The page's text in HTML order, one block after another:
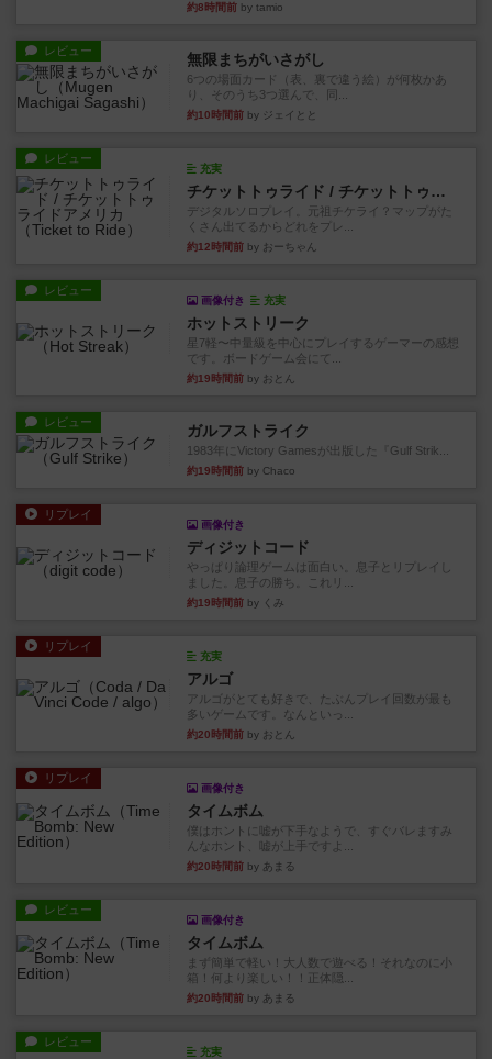
約8時間前 by tamio
レビュー 無限まちがいさがし
6つの場面カード（表、裏で違う絵）が何枚かあ
り、そのうち3つ選んで、同...
約10時間前 by ジェイとと
レビュー
充実
チケットトゥライド / チケットトゥライドアメリカ
デジタルソロプレイ。元祖チケライ？マップがた
くさん出てるからどれをプレ...
約12時間前 by おーちゃん
レビュー
画像付き 充実
ホットストリーク
星7軽〜中量級を中心にプレイするゲーマーの感想
です。ボードゲーム会にて...
約19時間前 by おとん
レビュー ガルフストライク
1983年にVictory Gamesが出版した『Gulf Strik...
約19時間前 by Chaco
リプレイ
画像付き
ディジットコード
やっぱり論理ゲームは面白い。息子とリプレイし
ました。息子の勝ち。これリ...
約19時間前 by くみ
リプレイ
充実
アルゴ
アルゴがとても好きで、たぶんプレイ回数が最も
多いゲームです。なんといっ...
約20時間前 by おとん
リプレイ
画像付き
タイムボム
僕はホントに嘘が下手なようで、すぐバレますみ
んなホント、嘘が上手ですよ...
約20時間前 by あまる
レビュー
画像付き
タイムボム
まず簡単で軽い！大人数で遊べる！それなのに小
箱！何より楽しい！！正体隠...
約20時間前 by あまる
レビュー
充実